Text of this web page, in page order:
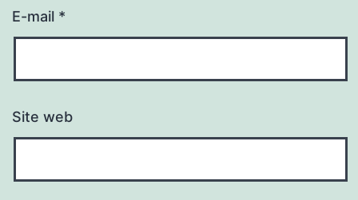
E-mail *
Site web